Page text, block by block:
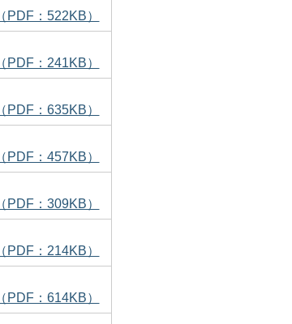
（PDF：522KB）
（PDF：241KB）
（PDF：635KB）
（PDF：457KB）
（PDF：309KB）
（PDF：214KB）
（PDF：614KB）